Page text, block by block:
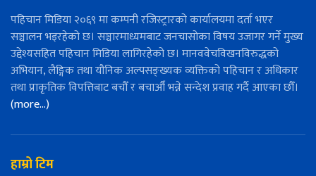
पहिचान मिडिया २०६९ मा कम्पनी रजिस्ट्रारको कार्यालयमा दर्ता भएर
सञ्चालन भइरहेको छ। सञ्चारमाध्यमबाट जनचासोका विषय उजागर गर्ने मुख्य
उद्देश्यसहित पहिचान मिडिया लागिरहेको छ। मानववेचविखनविरुद्धको
अभियान, लैङ्गिक तथा यौनिक अल्पसङ्ख्यक व्यक्तिको पहिचान र अधिकार
तथा प्राकृतिक विपत्तिबाट बचौँ र बचाऔँ भन्ने सन्देश प्रवाह गर्दै आएका छौँ।
(more…)
हाम्रो टिम